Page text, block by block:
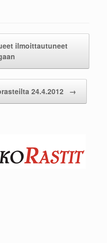
ilmoittautuneet
24.4.2012 →